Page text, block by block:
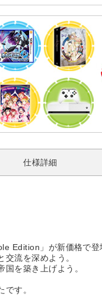
仕様詳細
Edition」が新価格で登
流を深めよう。
を築き上げよう。
す。